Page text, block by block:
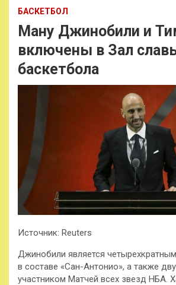
БАСКЕТБОЛ
Ману Джинобили и
включены в Зал
баскетбола
Источник: Reuters
Джинобили является
в составе «Сан-Антонио», а также
участником Матчей всех звезд НБА.